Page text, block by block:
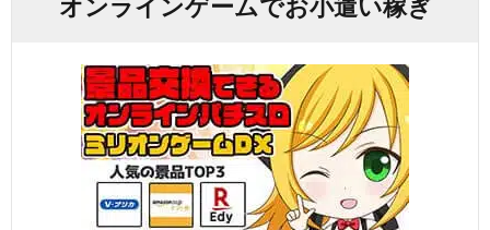
オンラインゲームでお小遣い稼ぎ